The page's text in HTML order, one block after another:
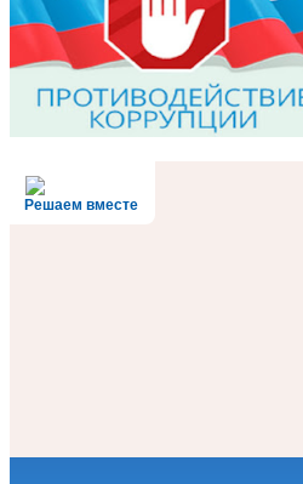
Решаем вместе